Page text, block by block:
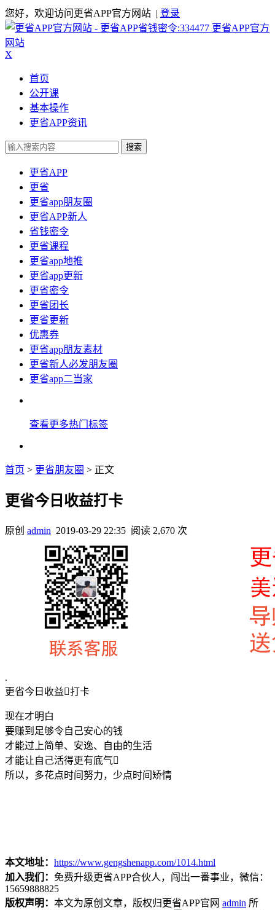
您好，欢迎访问更省APP官方网站 | 登录
更省APP官方
网站
X
首页
公开课
基本操作
更省APP资讯
搜索
更省APP
更省
更省app朋友圈
更省APP新人
省钱密令
更省课程
更省app地推
更省app更新
更省密令
更省团长
更省更新
优惠券
更省app朋友素材
更省新人必发朋友圈
更省app二当家
查看更多热门标签
首页 > 更省朋友圈 > 正文
更省今日收益打卡
原创 admin 2019-03-29 22:35 阅读 2,670 次
.
更省今日收益打卡
现在才明白
要赚到足够令自己安心的钱
才能过上简单、安逸、自由的生活
才能让自己活得更有底气
所以，多花点时间努力，少点时间矫情
本文地址： https://www.gengshenapp.com/1014.html
加入我们： 免费升级更省APP合伙人，闯出一番事业，微信：
15659888825
版权声明： 本文为原创文章，版权归更省APP官网 admin 所